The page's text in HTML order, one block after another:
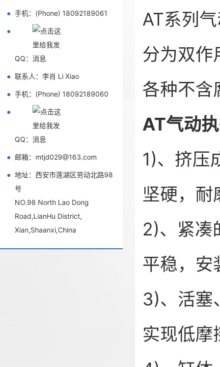
手机：(Phone) 18092189061
QQ：
联系人：李肖 Li Xiao
手机：(Phone) 18092189060
QQ：
邮箱：mtjd029@163.com
地址：西安市莲湖区劳动北路98
号
NO.98 North Lao Dong
Road,LianHu District,
Xian,Shaanxi,China
AT系列
分为双作
各种不含
AT气动
1)、挤压
坚硬，
2)、紧凑
平稳，
3)、活塞
实现低